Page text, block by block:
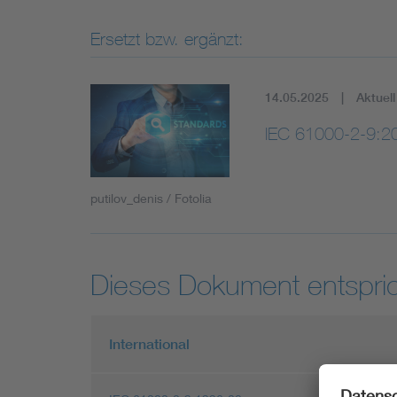
Ersetzt bzw. ergänzt:
putilov_denis / Fotolia
14.05.2025 Aktuell
IEC 61000-2-
Dieses Dokument
International